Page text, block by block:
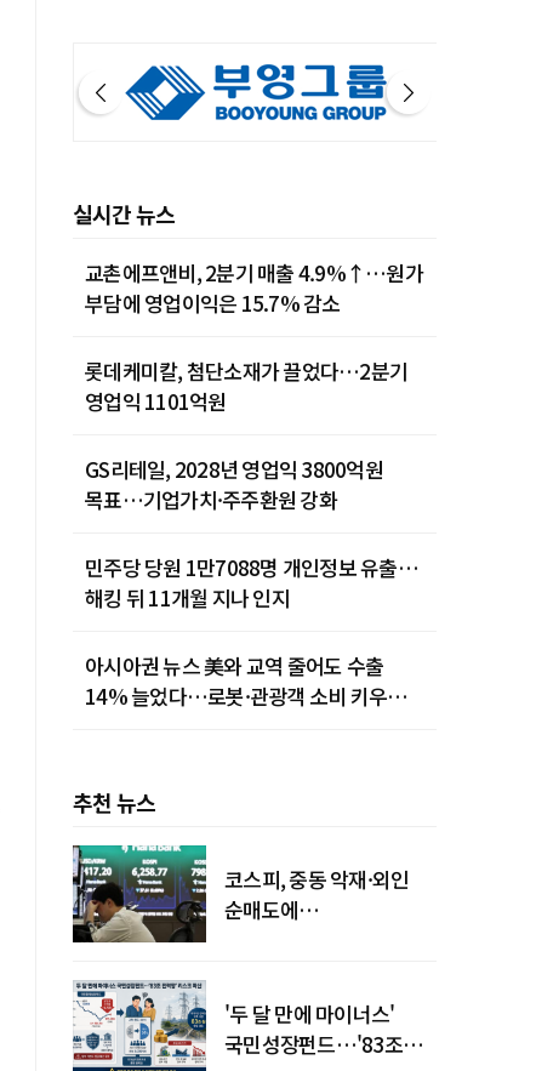
실시간 뉴스
교촌에프앤비, 2분기 매출 4.9%↑…원가
부담에 영업이익은 15.7% 감소
롯데케미칼, 첨단소재가 끌었다…2분기
영업익 1101억원
GS리테일, 2028년 영업익 3800억원
목표…기업가치·주주환원 강화
민주당 당원 1만7088명 개인정보 유출…
해킹 뒤 11개월 지나 인지
아시아권 뉴스 美와 교역 줄어도 수출
14% 늘었다…로봇·관광객 소비 키우는
추천 뉴스
코스피, 중동 악재·외인
순매도에
'두 달 만에 마이너스'
국민성장펀드…'83조